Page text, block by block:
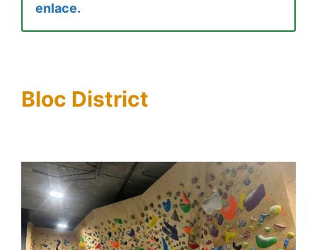
enlace.
Bloc District